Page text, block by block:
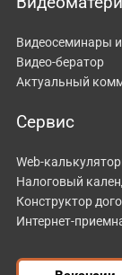
Видеосеминары
Видео-бератор
Актуальный
Сервис
Web-
Налоговый
Конструктор
Интернет-